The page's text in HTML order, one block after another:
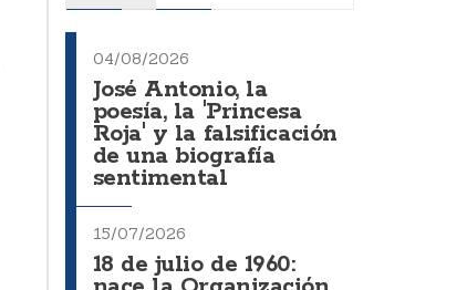
04/08/2026
José Antonio, la
poesía, la 'Princesa
Roja' y la falsificación
de una biografía
sentimental
15/07/2026
18 de julio de 1960: